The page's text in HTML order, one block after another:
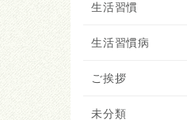
生活習慣
生活習慣病
ご挨拶
未分類